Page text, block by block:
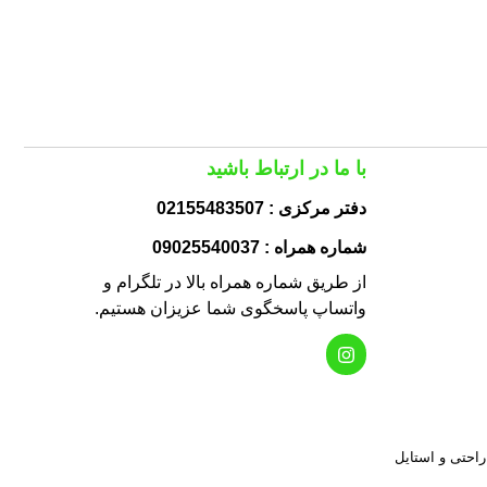
با ما در ارتباط باشید
دفتر مرکزی : 02155483507
شماره همراه : 09025540037
از طریق شماره همراه بالا در تلگرام و
واتساپ پاسخگوی شما عزیزان هستیم.
و استایل